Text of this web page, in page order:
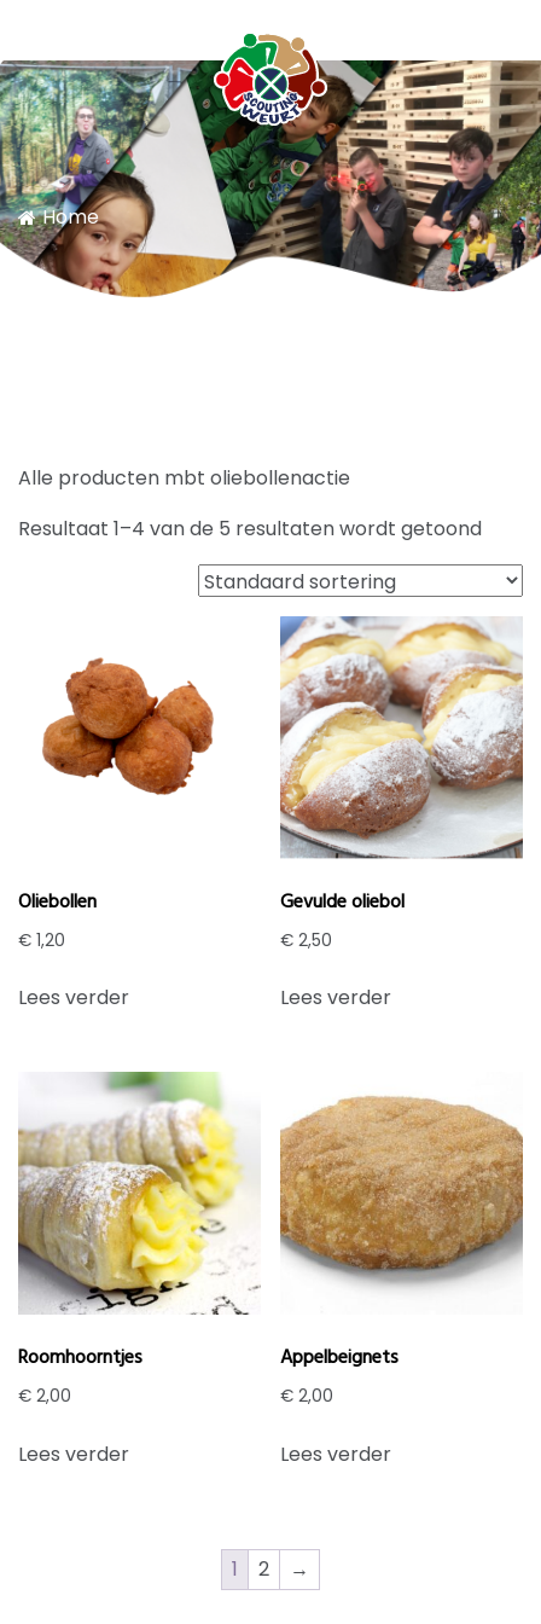
Scouting Weurt
Home
Alle producten mbt oliebollenactie
Resultaat 1–4 van de 5 resultaten wordt getoond
Oliebollen
€ 1,20
Lees verder
Gevulde oliebol
€ 2,50
Lees verder
Roomhoorntjes
€ 2,00
Lees verder
Appelbeignets
€ 2,00
Lees verder
1 2 →